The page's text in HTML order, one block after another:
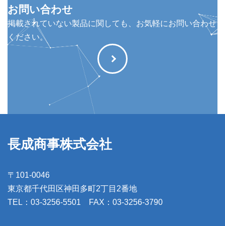
お問い合わせ
掲載されていない製品に関しても、お気軽にお問い合わせ
ください。
長成商事株式会社
〒101-0046
東京都千代田区神田多町2丁目2番地
TEL：03-3256-5501 FAX：03-3256-3790